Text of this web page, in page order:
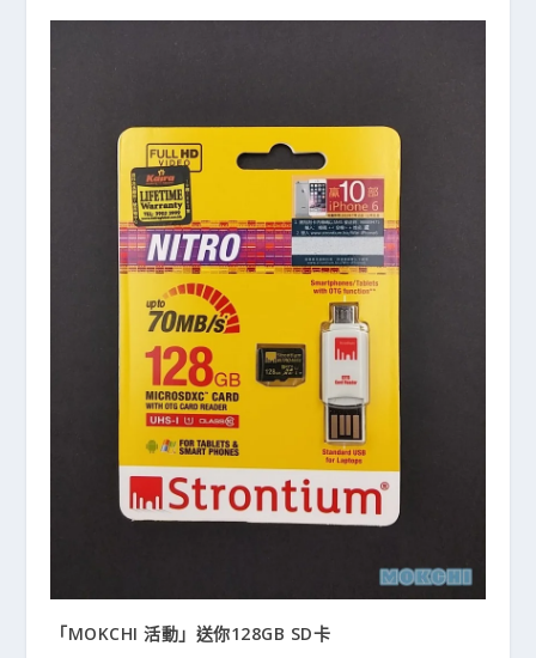
「MOKCHI 活動」送你128GB SD卡